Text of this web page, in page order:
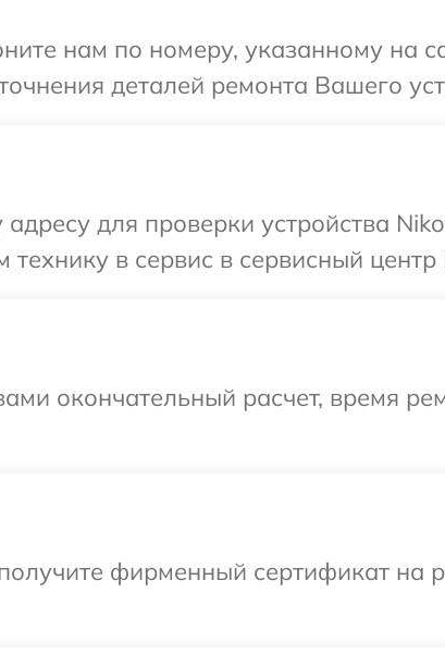
нам по номеру, указанному на
деталей ремонта Вашего
для проверки устройства
в сервис в сервисный центр
окончательный расчет, время
фирменный сертификат на